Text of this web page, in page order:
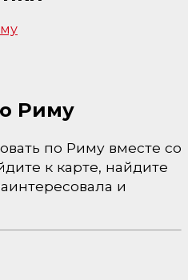
Риму
по Риму вместе со
к карте, найдите
и